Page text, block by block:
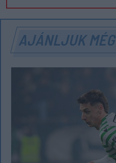
AJÁNLJUK MÉG